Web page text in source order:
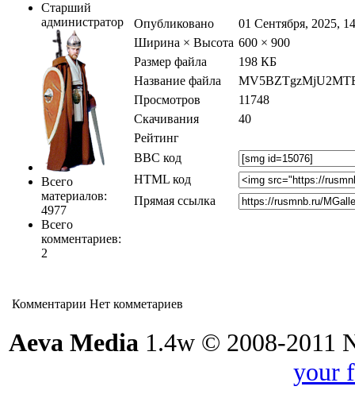
Старший
администратор
Всего
материалов:
4977
Всего
комментариев:
2
Опубликовано
01 Сентября, 2025,
Ширина × Высота 600 × 900
Размер файла
198 КБ
Название файла
Просмотров
11748
Скачивания
40
Рейтинг
BBC код
HTML код
Прямая ссылка
Комментарии Нет комметариев
Aeva Media 1.4w © 2008-2011
your